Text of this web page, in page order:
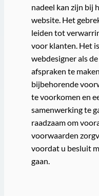
nadeel kan zijn bij
website. Het
leiden tot
voor klanten. Het
webdesigner als
afspraken te
bijbehorende
te voorkomen en
samenwerking te
raadzaam om
voorwaarden
voordat u besluit
gaan.